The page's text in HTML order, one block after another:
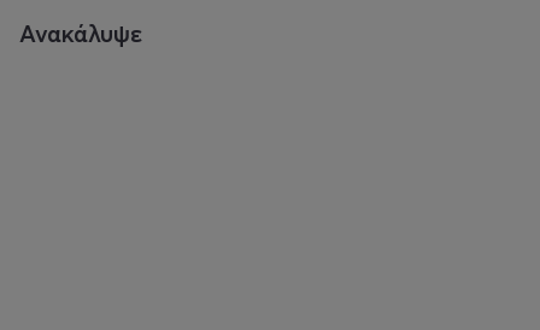
Ανακάλυψε